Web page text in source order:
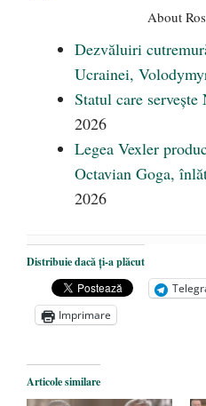
About
Dezvăluiri
Ucrainei,
Statul care servește
2026
Legea Vexler
Octavian Goga,
2026
Distribuie dacă ți-a plăcut
Imprimare
Articole similare